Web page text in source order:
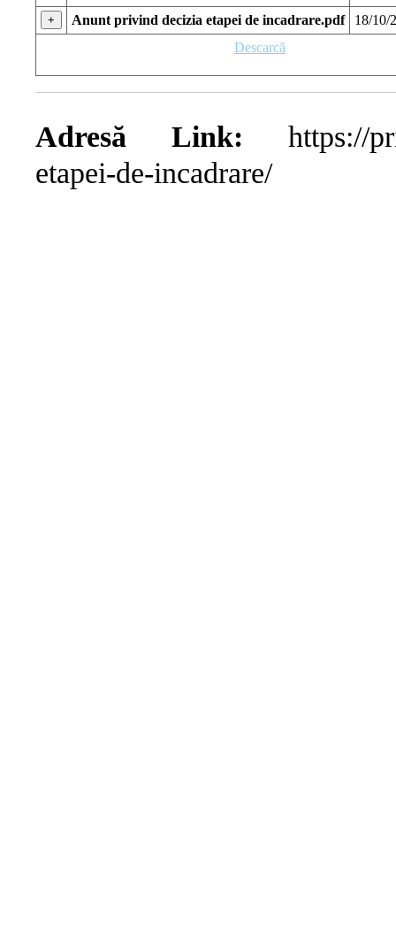
+ Anunt privind decizia etapei de incadrare.pdf
18/10/
Descarcă
Adresă Link: https://
etapei-de-incadrare/